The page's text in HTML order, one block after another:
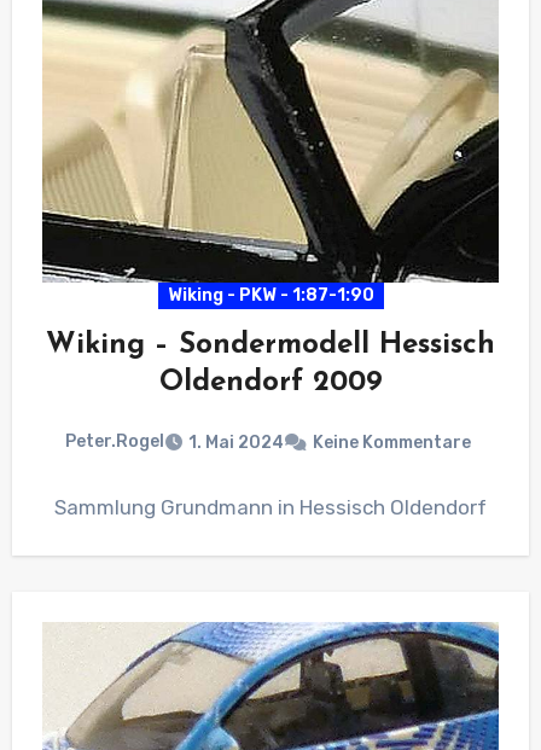
Wiking - PKW - 1:87-1:90
Wiking – Sondermodell Hessisch
Oldendorf 2009
Peter.Rogel 1. Mai 2024 Keine Kommentare
Sammlung Grundmann in Hessisch Oldendorf